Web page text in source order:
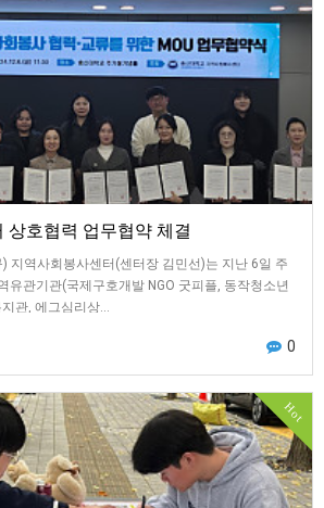
상호협력 업무협약 체결
지역사회봉사센터(센터장 김민선)는 지난 6일 주
유관기관(국제구호개발 NGO 굿피플, 동작청소년
관, 에그심리상…
0
Hot